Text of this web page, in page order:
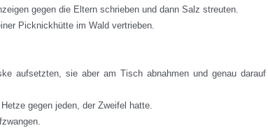
gegen die Eltern schrieben und dann Salz streuten.
Picknickhütte im Wald vertrieben.
aufsetzten, sie aber am Tisch abnahmen und genau
gegen jeden, der Zweifel hatte.